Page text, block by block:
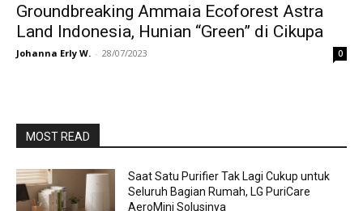
Groundbreaking Ammaia Ecoforest Astra
Land Indonesia, Hunian “Green” di Cikupa
Johanna Erly W. - 28/07/2023 0
MOST READ
Saat Satu Purifier Tak Lagi Cukup untuk
Seluruh Bagian Rumah, LG PuriCare
AeroMini Solusinya